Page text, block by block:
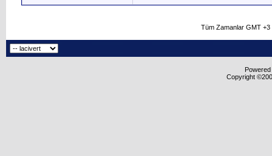
Tüm Zamanlar GMT
Copyright